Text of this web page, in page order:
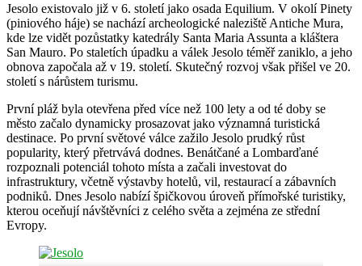
Jesolo existovalo již v 6. století jako osada Equilium. V okolí Pinety
(piniového háje) se nachází archeologické naleziště Antiche Mura,
kde lze vidět pozůstatky katedrály Santa Maria Assunta a kláštera
San Mauro. Po staletích úpadku a válek Jesolo téměř zaniklo, a jeho
obnova započala až v 19. století. Skutečný rozvoj však přišel ve 20.
století s nárůstem turismu.
První pláž byla otevřena před více než 100 lety a od té doby se
město začalo dynamicky prosazovat jako významná turistická
destinace. Po první světové válce zažilo Jesolo prudký růst
popularity, který přetrvává dodnes. Benátčané a Lombarďané
rozpoznali potenciál tohoto místa a začali investovat do
infrastruktury, včetně výstavby hotelů, vil, restaurací a zábavních
podniků. Dnes Jesolo nabízí špičkovou úroveň přímořské turistiky,
kterou oceňují návštěvníci z celého světa a zejména ze střední
Evropy.